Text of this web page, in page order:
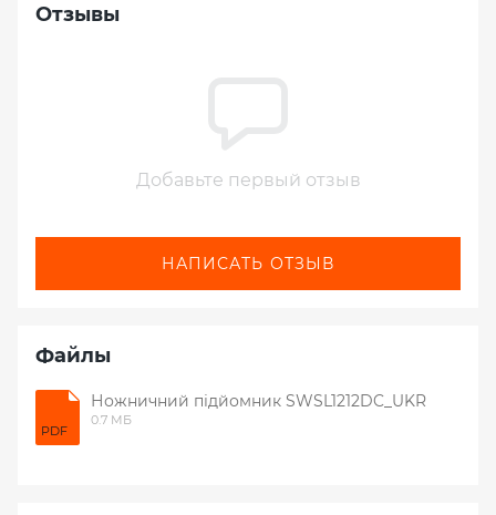
Отзывы
Добавьте первый отзыв
НАПИСАТЬ ОТЗЫВ
Файлы
PDF
Ножничний підйомник SWSL1212DC_UKR
0.7 МБ